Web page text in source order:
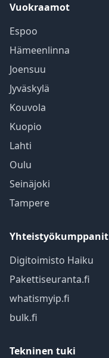
Vuokraamot
Espoo
Hämeenlinna
Joensuu
Jyväskylä
Kouvola
Kuopio
Lahti
Oulu
Seinäjoki
Tampere
Yhteistyökumppanit
Digitoimisto Haiku
Pakettiseuranta.fi
whatismyip.fi
bulk.fi
Tekninen tuki